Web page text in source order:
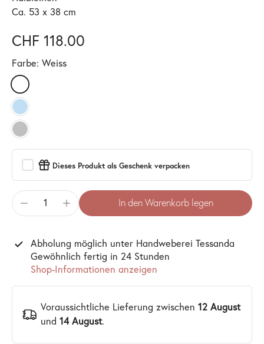
Ca. 53 x 38 cm
CHF 118.00
Farbe: Weiss
Dieses Produkt als Geschenk verpacken
In den Warenkorb legen
Abholung möglich unter Handweberei Tessanda
Gewöhnlich fertig in 24 Stunden
Shop-Informationen anzeigen
Voraussichtliche Lieferung zwischen 12 August
und 14 August.